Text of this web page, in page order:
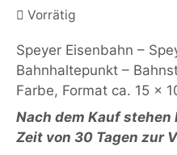
Vorrätig
Speyer Eisenbahn –
Bahnhaltepunkt –
Farbe, Format ca. 15 x
Nach dem Kauf stehen
Zeit von 30 Tagen zur